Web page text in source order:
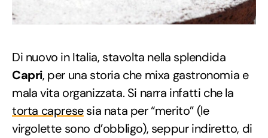
Di nuovo in Italia, stavolta nella splendida
Capri, per una storia che mixa gastronomia e
mala vita organizzata. Si narra infatti che la
torta capresesia nata per “merito” (le
virgolette sono d’obbligo), seppur indiretto, di